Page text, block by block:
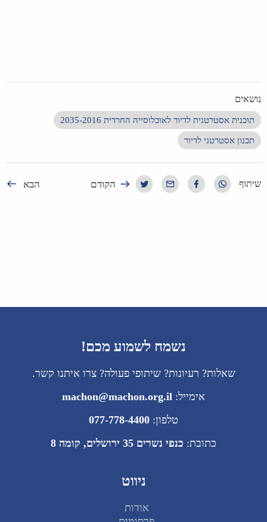
נושאים
תוכנית אסטרטגית לדיור לאוכלוסייה החרדית 2035-2016
תכנון אסטרטגי לדיור
שיתוף הקודם הבא
נשמח לשמוע מכם!
שאלות? רעיונות? שיתופי פעולה? צרו איתנו קשר.
אימייל: machon@machon.org.il
טלפון: 077-778-4400
כתובת: כנפי נשרים 35 ירושלים, קומה 8
ניווט
אודות